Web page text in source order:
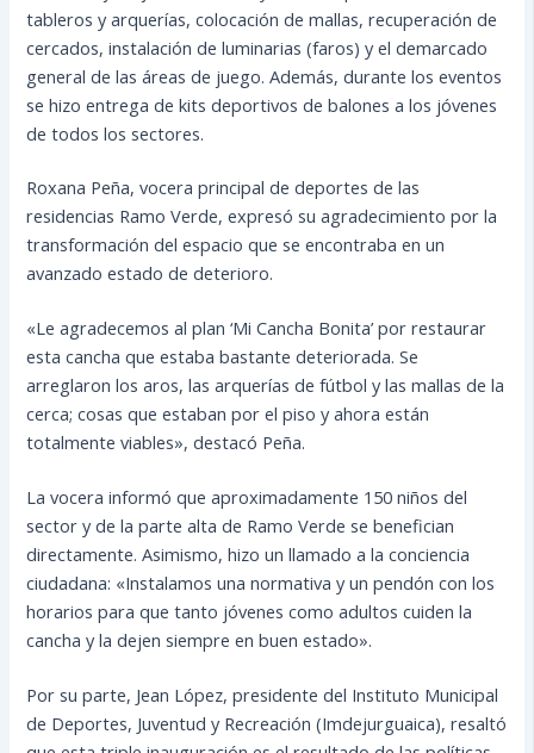
tableros y arquerías, colocación de mallas, recuperación de
cercados, instalación de luminarias (faros) y el demarcado
general de las áreas de juego. Además, durante los eventos
se hizo entrega de kits deportivos de balones a los jóvenes
de todos los sectores.
Roxana Peña, vocera principal de deportes de las
residencias Ramo Verde, expresó su agradecimiento por la
transformación del espacio que se encontraba en un
avanzado estado de deterioro.
«Le agradecemos al plan ‘Mi Cancha Bonita’ por restaurar
esta cancha que estaba bastante deteriorada. Se
arreglaron los aros, las arquerías de fútbol y las mallas de la
cerca; cosas que estaban por el piso y ahora están
totalmente viables», destacó Peña.
La vocera informó que aproximadamente 150 niños del
sector y de la parte alta de Ramo Verde se benefician
directamente. Asimismo, hizo un llamado a la conciencia
ciudadana: «Instalamos una normativa y un pendón con los
horarios para que tanto jóvenes como adultos cuiden la
cancha y la dejen siempre en buen estado».
Por su parte, Jean López, presidente del Instituto Municipal
de Deportes, Juventud y Recreación (Imdejurguaica), resaltó